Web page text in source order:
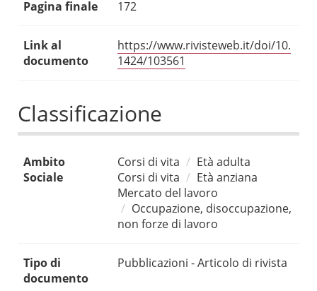
Pagina finale 172
Link al
documento
https://www.rivisteweb.it/doi/10.
1424/103561
Classificazione
Ambito
Sociale
Corsi di vita
Età adulta
Corsi di vita
Età anziana
Mercato del lavoro
Occupazione, disoccupazione,
non forze di lavoro
Tipo di
documento
Pubblicazioni - Articolo di rivista